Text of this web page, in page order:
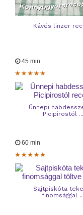
Kávés linzer
45 min
Ünnepi
Picipirostól ...
60 min
Sajtpiskóta
finomsággal ...